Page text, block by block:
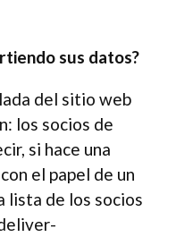
sus datos?
del sitio web
los socios de
si hace una
el papel de un
lista de los socios